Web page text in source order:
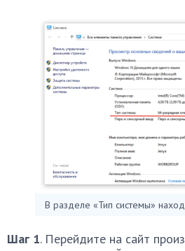
В разделе «Тип системы»
Шаг 1. Перейдите на сайт